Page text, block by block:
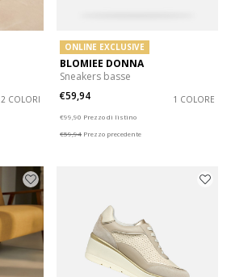
2 COLORI
ONLINE EXCLUSIVE
BLOMIEE DONNA
Sneakers basse
€59,94
1 COLORE
€99,90 Prezzo di listino
€59,94 Prezzo precedente